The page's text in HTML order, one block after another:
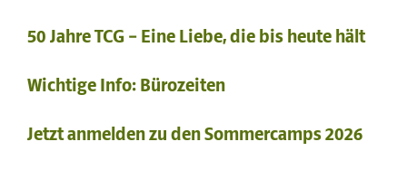
50 Jahre TCG – Eine Liebe, die bis heute hält
Wichtige Info: Bürozeiten
Jetzt anmelden zu den Sommercamps 2026